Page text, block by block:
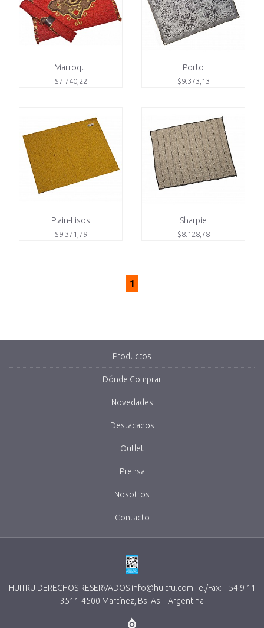
Marroqui
$7.740,22
Porto
$9.373,13
Plain-Lisos
$9.371,79
Sharpie
$8.128,78
1
Productos
Dónde Comprar
Novedades
Destacados
Outlet
Prensa
Nosotros
Contacto
HUITRU DERECHOS RESERVADOS info@huitru.com Tel/Fax: +54 9 11
3511-4500 Martínez, Bs. As. - Argentina